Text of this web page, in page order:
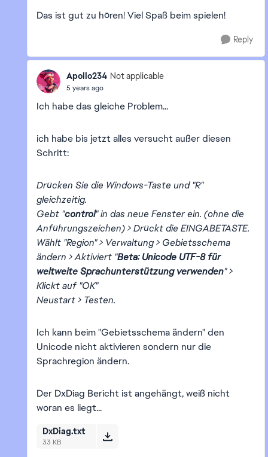
Das ist gut zu hören! Viel Spaß beim spielen!
Reply
Apollo234 Not applicable
5 years ago
Ich habe das gleiche Problem...
ich habe bis jetzt alles versucht außer diesen
Schritt:
Drücken Sie die Windows-Taste und "R"
gleichzeitig.
Gebt "control" in das neue Fenster ein. (ohne die
Anführungszeichen) > Drückt die EINGABETASTE.
Wählt "Region" > Verwaltung > Gebietsschema
ändern > Aktiviert "Beta: Unicode UTF-8 für
weltweite Sprachunterstützung verwenden" >
Klickt auf "OK"
Neustart > Testen.
Ich kann beim "Gebietsschema ändern" den
Unicode nicht aktivieren sondern nur die
Sprachregion ändern.
Der DxDiag Bericht ist angehängt, weiß nicht
woran es liegt...
DxDiag.txt
33 KB